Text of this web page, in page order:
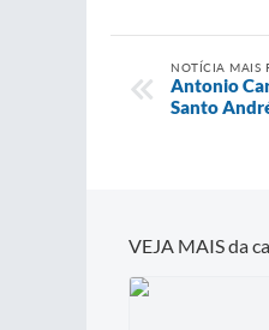
NOTÍCIA MAIS
Antonio
Santo
VEJA MAIS da